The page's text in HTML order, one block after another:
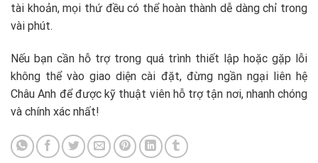
tài khoản, mọi thứ đều có thể hoàn thành dễ dàng chỉ trong
vài phút.
Nếu bạn cần hỗ trợ trong quá trình thiết lập hoặc gặp lỗi
không thể vào giao diện cài đặt, đừng ngần ngại liên hệ
Châu Anh để được kỹ thuật viên hỗ trợ tận nơi, nhanh chóng
và chính xác nhất!